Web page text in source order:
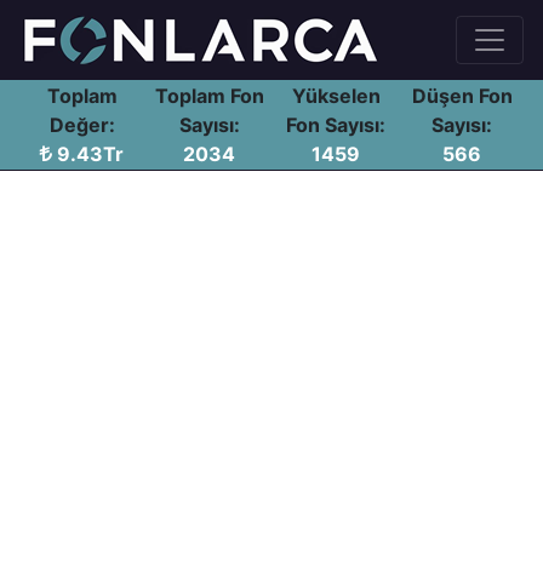
Toplam
Değer:
9.43Tr
Toplam Fon
Sayısı:
2034
Yükselen
Fon Sayısı:
1459
Düşen Fon
Sayısı:
566